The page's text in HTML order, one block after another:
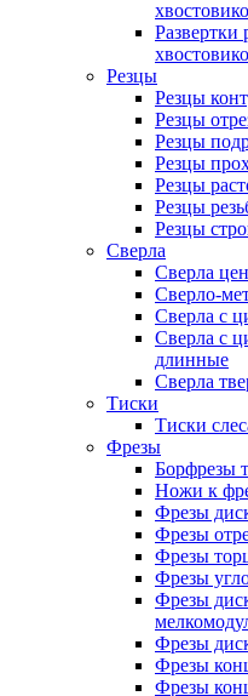
Резцы
Резцы
Резцы
Резцы
Резцы
Резцы
Резцы
Резцы
Сверла
Сверла
Сверло-
Сверла с
Сверла с
длинные
Сверла
Тиски
Тиски
Фрезы
Борфрезы
Ножи к
Фрезы
Фрезы
Фрезы
Фрезы
Фрезы
Фрезы
Фрезы
Фрезы